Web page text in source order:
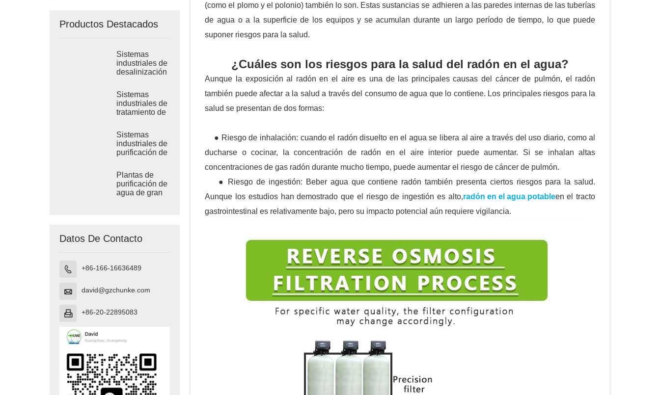
Productos Destacados
Sistemas
industriales de
desalinización
agua de mar
Sistemas
industriales de
tratamiento de
inversa de
agua salobre
Sistemas
industriales de
purificación de
ósmosis
inversa
Plantas de
purificación de
agua de gran
Datos De Contacto
 +86-166-16636489
 david@gzchunke.com
 +86-20-22895083
(como el plomo y el polonio) también lo son. Estas sustancias se adhieren a las paredes internas de las tuberías
de agua o a la superficie de los equipos y se acumulan durante un largo período de tiempo, lo que puede
suponer riesgos para la salud.
¿Cuáles son los riesgos para la salud del radón en el agua?
Aunque la exposición al radón en el aire es una de las principales causas del cáncer de pulmón, el radón
también puede afectar a la salud a través del consumo de agua que lo contiene. Los principales riesgos para la
salud se presentan de dos formas:
● Riesgo de inhalación: cuando el radón disuelto en el agua se libera al aire a través del uso diario, como al
ducharse o cocinar, la concentración de radón en el aire interior puede aumentar. Si se inhalan altas
concentraciones de gas radón durante mucho tiempo, puede aumentar el riesgo de cáncer de pulmón.
● Riesgo de ingestión: Beber agua que contiene radón también presenta ciertos riesgos para la salud.
Aunque los estudios han demostrado que el riesgo de ingestión es alto,radón en el agua potableen el tracto
gastrointestinal es relativamente bajo, pero su impacto potencial aún requiere vigilancia.